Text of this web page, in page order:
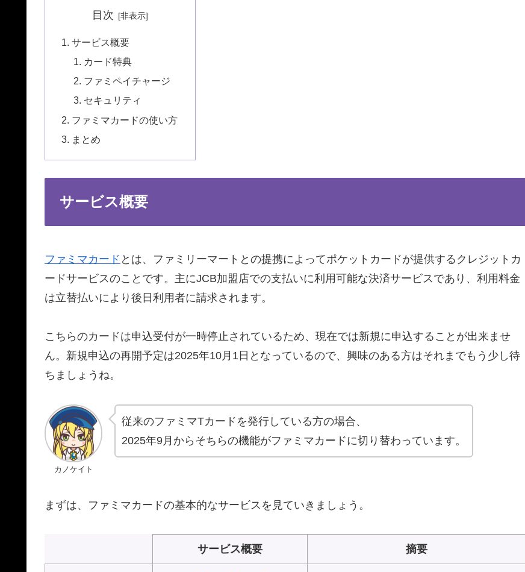
目次
サービス概要
カード特典
ファミペイチャージ
セキュリティ
ファミマカードの使い方
まとめ
サービス概要
ファミマカード とは、ファミリーマートとの提携によってポケットカードが提供するクレジットカ
ードサービスのことです。主にJCB加盟店での支払いに利用可能な決済サービスであり、利用料金
は立替払いにより後日利用者に請求されます。
こちらのカードは申込受付が一時停止されているため、現在では新規に申込することが出来ませ
ん。新規申込の再開予定は2025年10月1日となっているので、興味のある方はそれまでもう少し待
ちましょうね。
カノケイト
従来のファミマTカードを発行している方の場合、
2025年9月からそちらの機能がファミマカードに切り替わっています。
まずは、ファミマカードの基本的なサービスを見ていきましょう。
サービス概要 摘要